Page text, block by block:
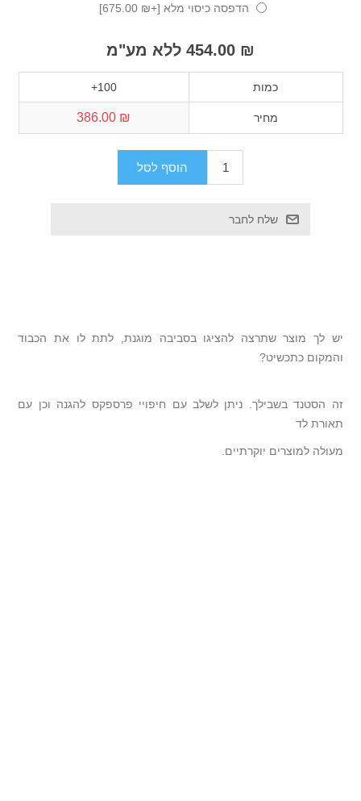
הדפסה כיסוי מלא [+₪ 675.00]
₪ 454.00 ללא מע"מ
כמות 100+
מחיר ₪ 386.00
יש לך מוצר שתרצה להציגו בסביבה מוגנת, לתת לו את הכבוד
והמקום כתכשיט?
זה הסטנד בשבילך. ניתן לשלב עם חיפויי פרספקס להגנה וכן עם
תאורת לד
מעולה למוצרים יוקרתיים.